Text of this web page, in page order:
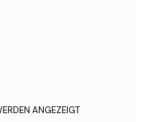
ANGEZEIGT